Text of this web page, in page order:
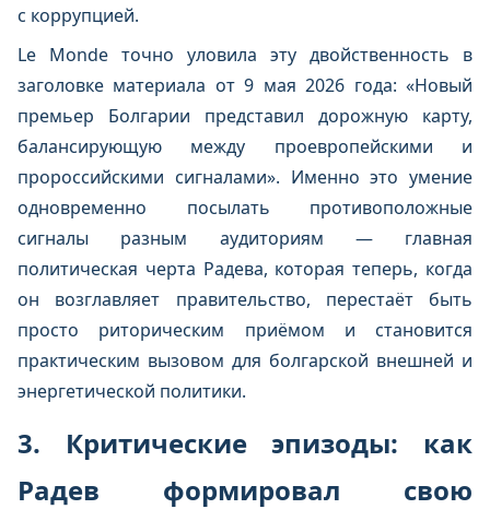
с коррупцией.
Le Monde точно уловила эту двойственность в
заголовке материала от 9 мая 2026 года: «Новый
премьер Болгарии представил дорожную карту,
балансирующую между проевропейскими и
пророссийскими сигналами». Именно это умение
одновременно посылать противоположные
сигналы разным аудиториям — главная
политическая черта Радева, которая теперь, когда
он возглавляет правительство, перестаёт быть
просто риторическим приёмом и становится
практическим вызовом для болгарской внешней и
энергетической политики.
3. Критические эпизоды: как
Радев формировал свою